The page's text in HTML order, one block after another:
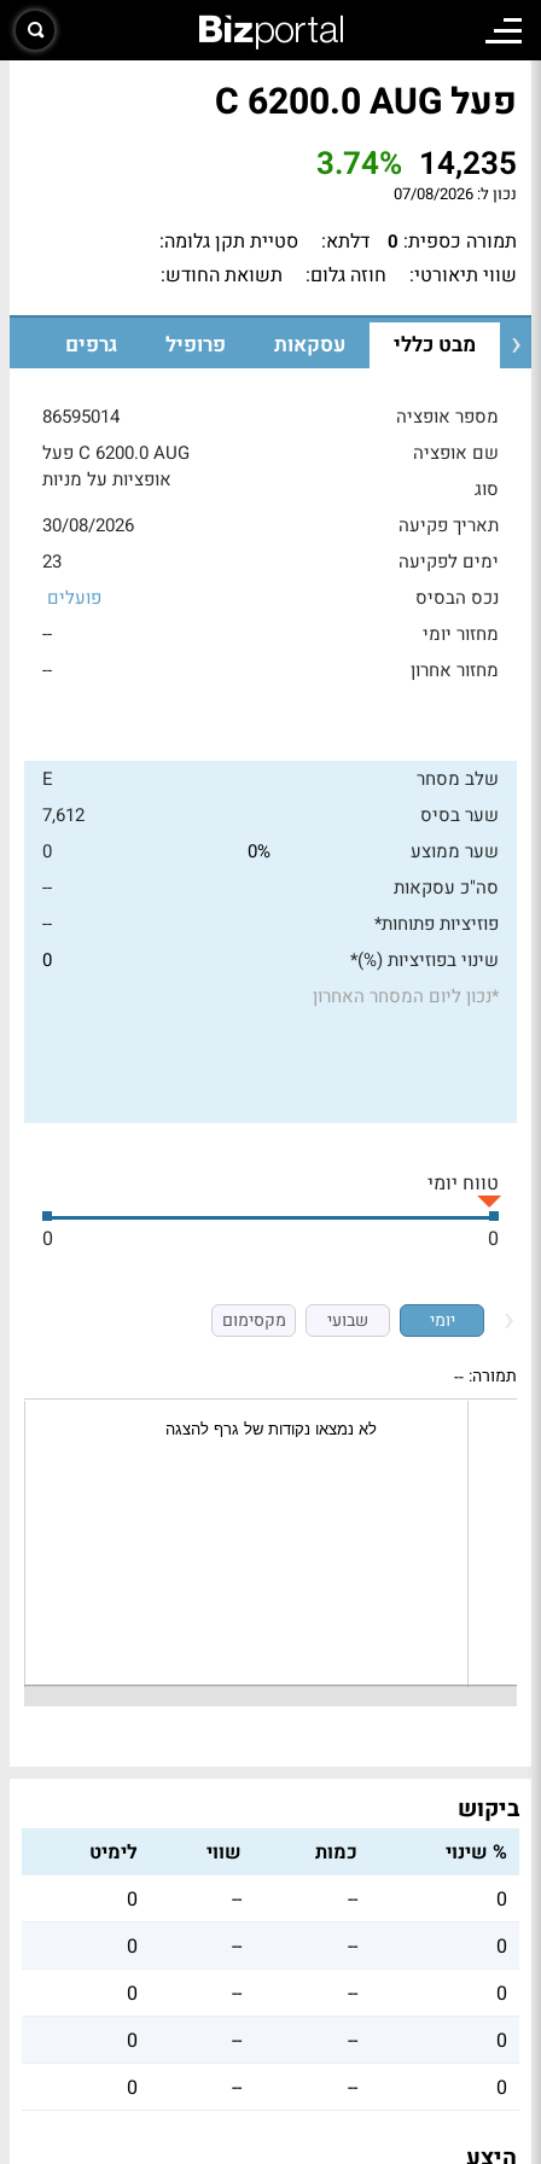
פעל C 6200.0 AUG
14,235
3.74%
נכון ל: 07/08/2026
תמורה כספית: 0 דלתא:
סטיית תקן גלומה:
שווי תיאורטי:
חוזה גלום: תשואת החודש:
מבט כללי עסקאות פרופיל גרפים
מספר אופציה
86595014
שם אופציה
פעל C 6200.0 AUG
סוג
אופציות על מניות
תאריך פקיעה
30/08/2026
ימים לפקיעה
23
נכס הבסיס
פועלים
מחזור יומי
--
מחזור אחרון
--
שלב מסחר
E
שער בסיס
7,612
שער ממוצע
0%
0
סה"כ עסקאות
--
פוזיציות פתוחות*
--
שינוי בפוזיציות (%)*
0
*נכון ליום המסחר האחרון
טווח יומי
0
0
יומי שבועי מקסימום
תמורה: --
ביקוש
% שינוי כמות שווי
לימיט
0
--
--
0
0
--
--
0
0
--
--
0
0
--
--
0
0
--
--
0